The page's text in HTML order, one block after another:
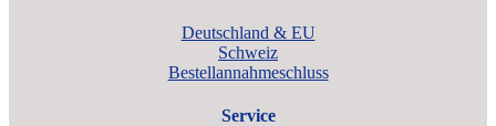
Deutschland & EU
Schweiz
Bestellannahmeschluss
Service